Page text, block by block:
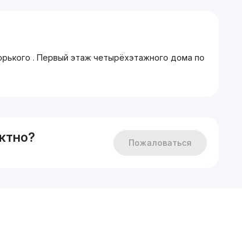
. Первый этаж четырёхэтажного дома по
Пожаловаться